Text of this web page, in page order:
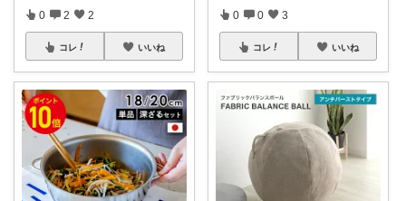
0 2 2
コレ いいね
0 0 3
コレ いいね